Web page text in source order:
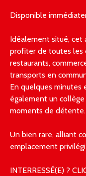
Disponible
Idéalement situé,
profiter de toutes les
restaurants,
transports en
En quelques minutes
également un
moments de détente.
Un bien rare, alliant
emplacement
INTERRESSÉ(E) ?